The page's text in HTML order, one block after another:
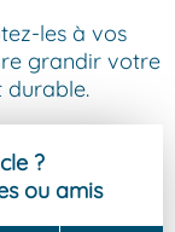
les à vos
grandir votre
durable.
?
ou amis